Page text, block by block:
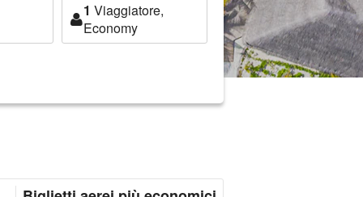
1 Viaggiatore,
Economy